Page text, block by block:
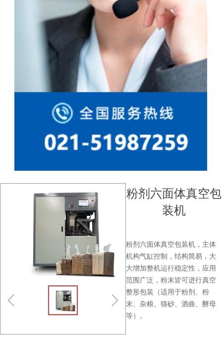
粉剂六面体真空包
装机
粉剂六面体真空包装机，主体
机构气缸控制，结构简易，大
大增加整机运行稳定性，应用
范围广泛，粉末皆可进行真空
整形包装（适用于粉剂、粉
末、杂粮、猫砂、酒曲、酵母
等）。
ꁆ ꁇ